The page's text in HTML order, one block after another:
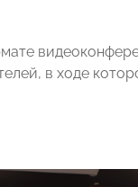
в ходе